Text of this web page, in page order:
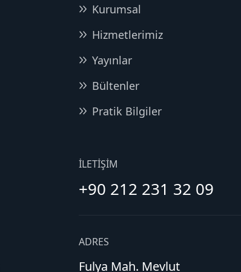
Kurumsal
Hizmetlerimiz
Yayınlar
Bültenler
Pratik Bilgiler
İLETIŞIM
+90 212 231 32 09
ADRES
Fulya Mah. Mevlut